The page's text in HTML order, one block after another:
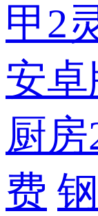
甲2
安卓
厨
费